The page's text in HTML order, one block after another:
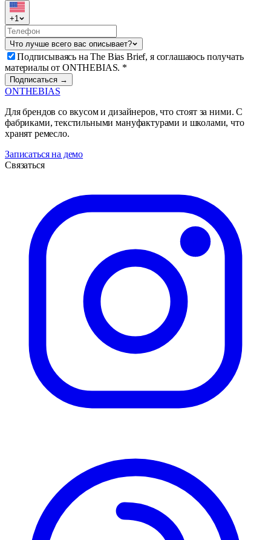
+1
Что лучше всего вас описывает?
Подписываясь на The Bias Brief, я соглашаюсь получать
материалы от ONTHEBIAS. *
Подписаться →
ONTHEBIAS
Для брендов со вкусом и дизайнеров, что стоят за ними. С
фабриками, текстильными мануфактурами и школами, что
хранят ремесло.
Записаться на демо
Связаться